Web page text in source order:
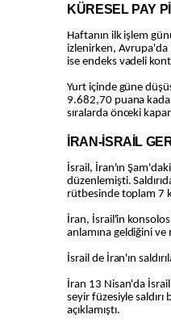
KÜRESEL PAY
Haftanın ilk işlem
izlenirken, Avrupa'da
ise endeks vadeli
Yurt içinde güne
9.682,70 puana
sıralarda önceki
İRAN-İSRAİL
İsrail, İran'ın
düzenlemişti.
rütbesinde toplam 7
İran, İsrail'in
anlamına geldiğini
İsrail de İran'ın
İran 13 Nisan'da
seyir füzesiyle
açıklamıştı.